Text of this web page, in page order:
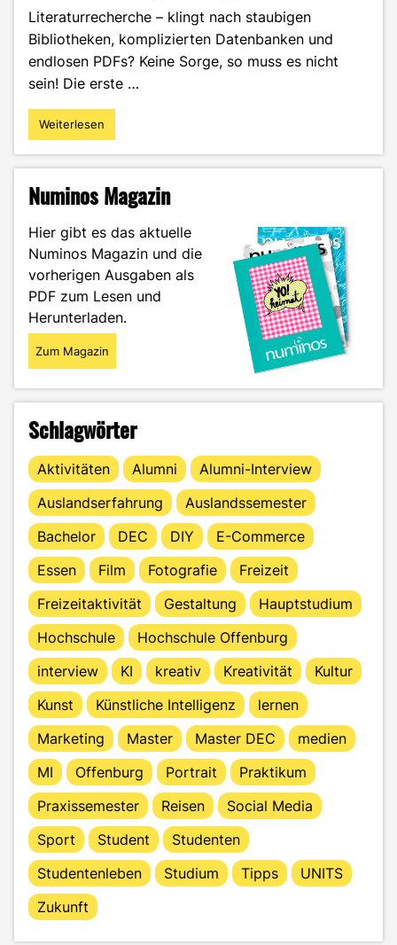
Literaturrecherche – klingt nach staubigen
Bibliotheken, komplizierten Datenbanken und
endlosen PDFs? Keine Sorge, so muss es nicht
sein! Die erste …
"Systematisch
statt
nutzt
die
Recherche-
Tools
der
HS-
Offenburg
richtig"
Weiterlesen
Numinos Magazin
Hier gibt es das aktuelle
Numinos Magazin und die
vorherigen Ausgaben als
PDF zum Lesen und
Herunterladen.
Zum Magazin
Schlagwörter
Aktivitäten Alumni
Alumni-Interview
Auslandserfahrung
Auslandssemester
Bachelor
DEC DIY
E-Commerce
Essen
Film Fotografie
Freizeit
Freizeitaktivität
Gestaltung
Hauptstudium
Hochschule
Hochschule Offenburg
interview
KI kreativ Kreativität
Kultur
Kunst
Künstliche Intelligenz
lernen
Marketing
Master Master DEC
medien
MI
Offenburg Portrait
Praktikum
Praxissemester
Reisen
Social Media
Sport
Student
Studenten
Studentenleben
Studium Tipps
UNITS
Zukunft